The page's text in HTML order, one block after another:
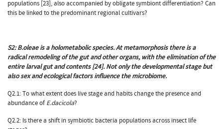
populations [23], also accompanied by obligate symbiont differentiation? Can
this be linked to the predominant regional cultivars?
S2:B.oleae is a holometabolic species. At metamorphosis there is a
radical remodeling of the gut and other organs, with the elimination of the
entire larval gut and contents [24]. Not only the developmental stage but
also sex and ecological factors influence the microbiome.
Q2.1: To what extent does live stage and habits change the presence and
abundance of E.dacicola?
Q2.2: Is there a shift in symbiotic bacteria populations across insect life